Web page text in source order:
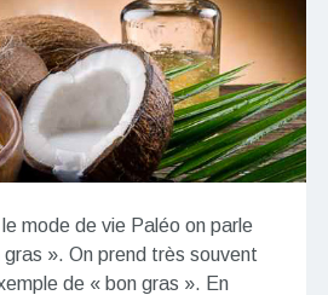
mode de vie Paléo on parle
». On prend très souvent
de « bon gras ». En